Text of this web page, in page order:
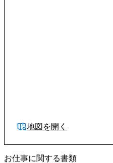
地図を開く
お仕事に関する書類